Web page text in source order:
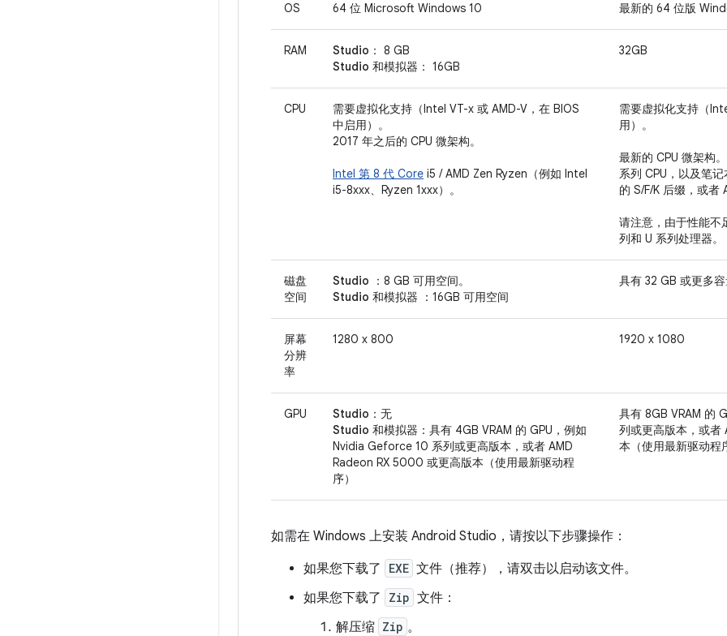
OS 64 位 Microsoft Windows 10 最新的 64 位版
RAM Studio ： 8 GB
Studio 和模拟器 ： 16GB
32GB
CPU
需要虚拟化支持（Intel VT-x 或 AMD-V，在 BIOS
中启用）。
2017 年之后的 CPU 微架构。
Intel 第 8 代 Core i5 / AMD Zen Ryzen（例如 Intel
i5-8xxx、Ryzen 1xxx）。
需要虚拟化支持（
用）。
最新的 CPU 微架构
系列 CPU，以及笔
的 S/F/K 后缀，或者
请注意，由于性能
列和 U 系列处理器。
磁盘
空间
Studio ：8 GB 可用空间。
Studio 和模拟器 ：16GB 可用空间
具有 32 GB 或更多
屏幕
分辨
率
1280 x 800 1920 x 1080
GPU Studio ：无
Studio 和模拟器 ：具有 4GB VRAM 的 GPU，例如
Nvidia Geforce 10 系列或更高版本，或者 AMD
Radeon RX 5000 或更高版本（使用最新驱动程
序）
具有 8GB VRAM 的
列或更高版本，或者
本（使用最新驱动程
如需在 Windows 上安装 Android Studio，请按以下步骤操作：
如果您下载了
EXE 文件（推荐），请双击以启动该文件。
如果您下载了
Zip 文件：
解压缩 Zip 。